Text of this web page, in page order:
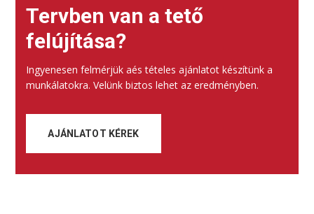
Tervben van a tető
felújítása?
Ingyenesen felmérjük aés tételes ajánlatot készítünk a
munkálatokra. Velünk biztos lehet az eredményben.
AJÁNLATOT KÉREK